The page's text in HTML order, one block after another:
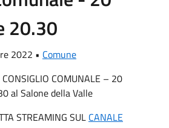
20.30
2022 • Comune
COMUNALE – 20
al Salone della Valle
STREAMING SUL CANALE